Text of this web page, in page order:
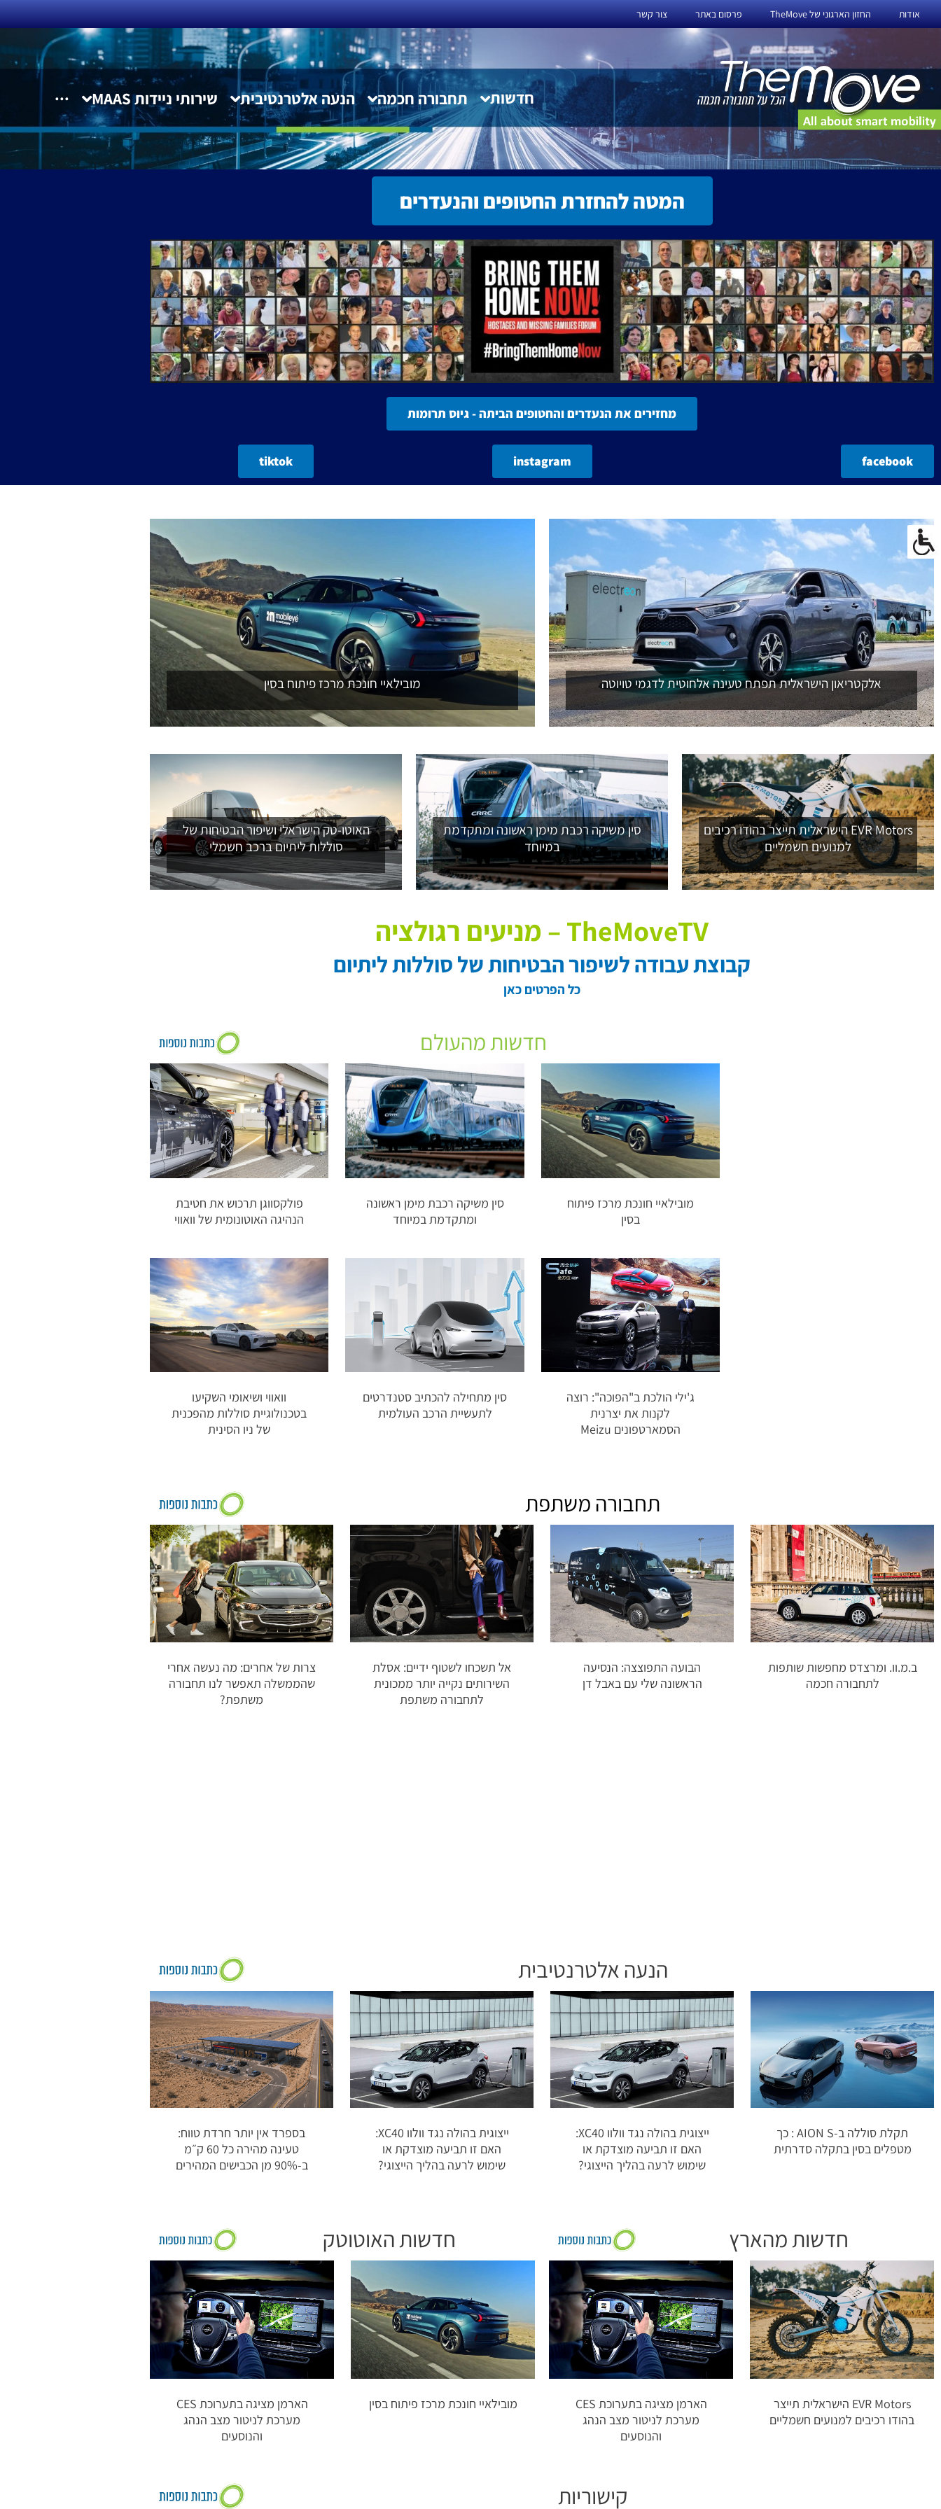
דילוג
לתוכן
אודות החזון הארגוני של TheMove פרסום באתר צור קשר
חדשות תחבורה חכמה הנעה אלטרנטיבית שירותי ניידות MAAS ···
המטה להחזרת החטופים והנעדרים
מחזירים את הנעדרים והחטופים הביתה - גיוס תרומות
facebook
instagram
tiktok
אלקטריאון הישראלית תפתח טעינה אלחוטית לדגמי טויוטה מובילאיי חונכת מרכז פיתוח בסין
EVR Motors הישראלית תייצר בהודו רכיבים
למנועים חשמליים
סין משיקה רכבת מימן ראשונה ומתקדמת
במיוחד
האוטו-טק הישראלי ושיפור הבטיחות של
סוללות ליתיום ברכב חשמלי
TheMoveTV – מניעים רגולציה
קבוצת עבודה לשיפור הבטיחות של סוללות ליתיום
כל הפרטים כאן
חדשות מהעולם
מובילאיי חונכת מרכז פיתוח
בסין
סין משיקה רכבת מימן ראשונה
ומתקדמת במיוחד
פולקסווגן תרכוש את חטיבת
הנהיגה האוטונומית של וואווי
ג'ילי הולכת ב"הפוכה": רוצה
לקנות את יצרנית
הסמארטפונים Meizu
סין מתחילה להכתיב סטנדרטים
לתעשיית הרכב העולמית
וואווי ושיאומי השקיעו
בטכנולוגיית סוללות מהפכנית
של ניו הסינית
תחבורה משתפת
ב.מ.וו. ומרצדס מחפשות שותפות
לתחבורה חכמה
הבועה התפוצצה: הנסיעה
הראשונה שלי עם באבל דן
אל תשכחו לשטוף ידיים: אסלת
השירותים נקייה יותר ממכונית
לתחבורה משתפת
צרות של אחרים: מה נעשה אחרי
שהממשלה תאפשר לנו תחבורה
משתפת?
הנעה אלטרנטיבית
תקלת סוללה ב-AION S : כך
מטפלים בסין בתקלה סדרתית
ייצוגית בהולה נגד וולוו XC40:
האם זו תביעה מוצדקת או
שימוש לרעה בהליך הייצוגי?
ייצוגית בהולה נגד וולוו XC40:
האם זו תביעה מוצדקת או
שימוש לרעה בהליך הייצוגי?
בספרד אין יותר חרדת טווח:
טעינה מהירה כל 60 ק״מ
ב-90% מן הכבישים המהירים
חדשות מהארץ
EVR Motors הישראלית תייצר
בהודו רכיבים למנועים חשמליים
הארמן מציגה בתערוכת CES
מערכת לניטור מצב הנהג
והנוסעים
חדשות האוטוטק
מובילאיי חונכת מרכז פיתוח בסין
הארמן מציגה בתערוכת CES
מערכת לניטור מצב הנהג
והנוסעים
קישוריות